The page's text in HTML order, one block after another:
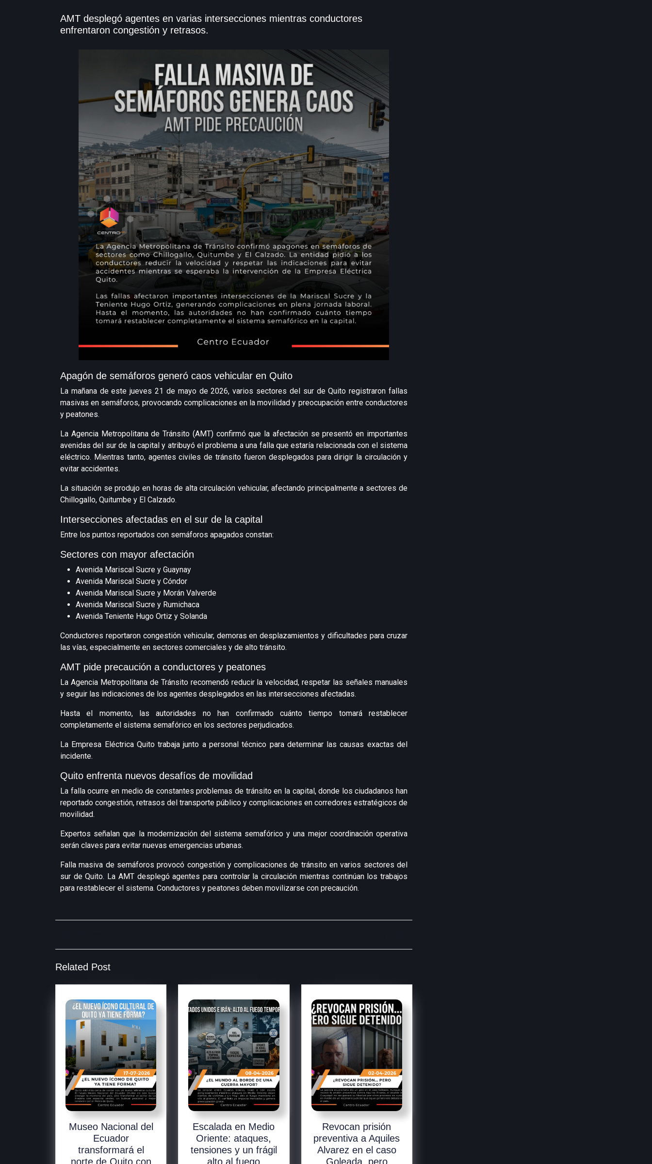
AMT desplegó agentes en varias intersecciones mientras conductores
enfrentaron congestión y retrasos.
Apagón de semáforos generó caos vehicular en Quito
La mañana de este jueves 21 de mayo de 2026, varios sectores del sur de Quito registraron fallas
masivas en semáforos, provocando complicaciones en la movilidad y preocupación entre conductores
y peatones.
La Agencia Metropolitana de Tránsito (AMT) confirmó que la afectación se presentó en importantes
avenidas del sur de la capital y atribuyó el problema a una falla que estaría relacionada con el sistema
eléctrico. Mientras tanto, agentes civiles de tránsito fueron desplegados para dirigir la circulación y
evitar accidentes.
La situación se produjo en horas de alta circulación vehicular, afectando principalmente a sectores de
Chillogallo, Quitumbe y El Calzado.
Intersecciones afectadas en el sur de la capital
Entre los puntos reportados con semáforos apagados constan:
Sectores con mayor afectación
Avenida Mariscal Sucre y Guaynay
Avenida Mariscal Sucre y Cóndor
Avenida Mariscal Sucre y Morán Valverde
Avenida Mariscal Sucre y Rumichaca
Avenida Teniente Hugo Ortiz y Solanda
Conductores reportaron congestión vehicular, demoras en desplazamientos y dificultades para cruzar
las vías, especialmente en sectores comerciales y de alto tránsito.
AMT pide precaución a conductores y peatones
La Agencia Metropolitana de Tránsito recomendó reducir la velocidad, respetar las señales manuales
y seguir las indicaciones de los agentes desplegados en las intersecciones afectadas.
Hasta el momento, las autoridades no han confirmado cuánto tiempo tomará restablecer
completamente el sistema semafórico en los sectores perjudicados.
La Empresa Eléctrica Quito trabaja junto a personal técnico para determinar las causas exactas del
incidente.
Quito enfrenta nuevos desafíos de movilidad
La falla ocurre en medio de constantes problemas de tránsito en la capital, donde los ciudadanos han
reportado congestión, retrasos del transporte público y complicaciones en corredores estratégicos de
movilidad.
Expertos señalan que la modernización del sistema semafórico y una mejor coordinación operativa
serán claves para evitar nuevas emergencias urbanas.
Falla masiva de semáforos provocó congestión y complicaciones de tránsito en varios sectores del
sur de Quito. La AMT desplegó agentes para controlar la circulación mientras continúan los trabajos
para restablecer el sistema. Conductores y peatones deben movilizarse con precaución.
Related Post
Museo Nacional del
Ecuador
transformará el
norte de Quito con
Escalada en Medio
Oriente: ataques,
tensiones y un frágil
alto al fuego
Revocan prisión
preventiva a Aquiles
Alvarez en el caso
Goleada, pero